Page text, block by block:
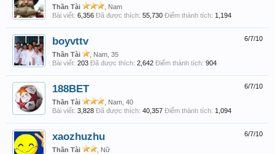
Thần Tài
, Nam
Bài viết: 6,356 Đã được thích: 55,730 Điểm thành tích: 1,194
6/7/10
boyvttv
Thần Tài
, Nam, 35
Bài viết: 203 Đã được thích: 2,642 Điểm thành tích: 904
6/7/10
188BET
Thần Tài
, Nam, 40
Bài viết: 3,828 Đã được thích: 40,357 Điểm thành tích: 1,094
6/7/10
xaozhuzhu
Thần Tài
, Nữ